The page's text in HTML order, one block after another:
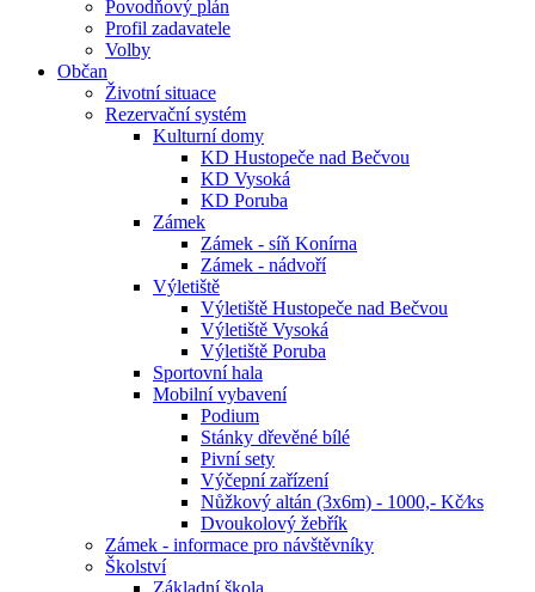
Povodňový plán
Profil zadavatele
Volby
Občan
Životní situace
Rezervační systém
Kulturní domy
KD Hustopeče nad Bečvou
KD Vysoká
KD Poruba
Zámek
Zámek - síň Konírna
Zámek - nádvoří
Výletiště
Výletiště Hustopeče nad Bečvou
Výletiště Vysoká
Výletiště Poruba
Sportovní hala
Mobilní vybavení
Podium
Stánky dřevěné bílé
Pivní sety
Výčepní zařízení
Nůžkový altán (3x6m) - 1000,- Kč⁄ks
Dvoukolový žebřík
Zámek - informace pro návštěvníky
Školství
Základní škola